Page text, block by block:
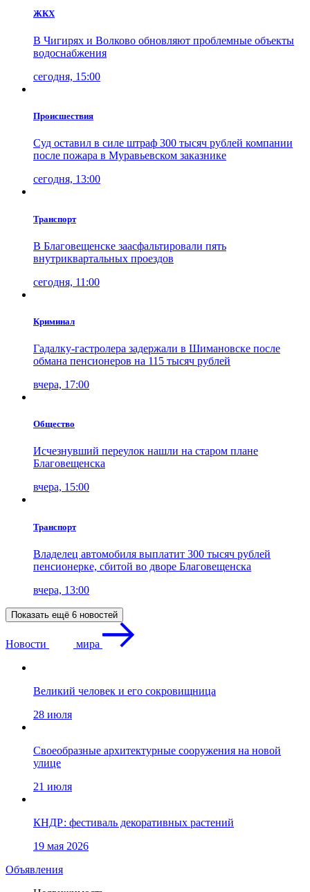
ЖКХ
В Чигирях и Волково обновляют проблемные объекты
водоснабжения
сегодня, 15:00
Проиcшествия
Суд оставил в силе штраф 300 тысяч рублей компании
после пожара в Муравьевском заказнике
сегодня, 13:00
Транспорт
В Благовещенске заасфальтировали пять
внутриквартальных проездов
сегодня, 11:00
Криминал
Гадалку-гастролера задержали в Шимановске после
обмана пенсионеров на 115 тысяч рублей
вчера, 17:00
Общество
Исчезнувший переулок нашли на старом плане
Благовещенска
вчера, 15:00
Транспорт
Владелец автомобиля выплатит 300 тысяч рублей
пенсионерке, сбитой во дворе Благовещенска
вчера, 13:00
Показать ещё 6 новостей
Новости мира
Великий человек и его сокровищница
28 июля
Своеобразные архитектурные сооружения на новой
улице
21 июля
КНДР: фестиваль декоративных растений
19 мая 2026
Объявления